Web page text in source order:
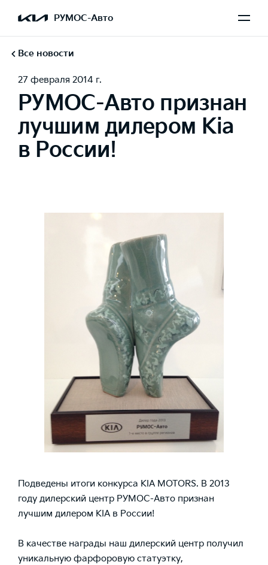
РУМОС-Авто
Все новости
27 февраля 2014 г.
РУМОС-Авто признан
лучшим дилером Kia
в России!
Подведены итоги конкурса KIA MOTORS. В 2013
году дилерский центр РУМОС-Авто признан
лучшим дилером KIA в России!
В качестве награды наш дилерский центр получил
уникальную фарфоровую статуэтку,